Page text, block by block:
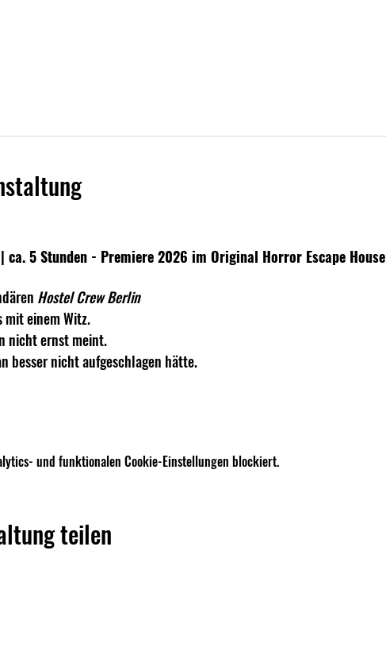
ca. 5 Stunden - Premiere 2026 im Original Horror Escape House
Hostel Crew Berlin
einem Witz.
nicht ernst meint.
besser nicht aufgeschlagen hätte.
und funktionalen Cookie-Einstellungen blockiert.
teilen